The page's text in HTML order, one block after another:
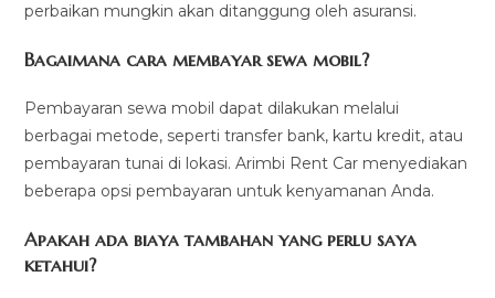
perbaikan mungkin akan ditanggung oleh asuransi.
Bagaimana cara membayar sewa mobil?
Pembayaran sewa mobil dapat dilakukan melalui
berbagai metode, seperti transfer bank, kartu kredit, atau
pembayaran tunai di lokasi. Arimbi Rent Car menyediakan
beberapa opsi pembayaran untuk kenyamanan Anda.
Apakah ada biaya tambahan yang perlu saya
ketahui?